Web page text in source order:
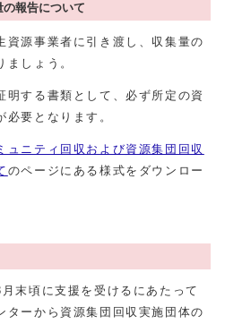
報告について
資源事業者に引き渡し、収集量の
しょう。
明する書類として、必ず所定の資
要となります。
ュニティ回収および資源集団回収
のページにある様式をダウンロー
末頃に支援を受けるにあたって
ターから資源集団回収実施団体の